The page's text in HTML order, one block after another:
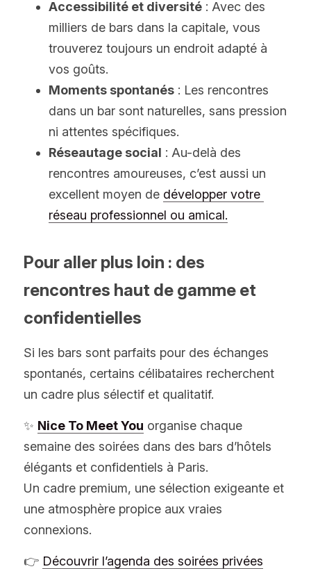
Accessibilité et diversité : Avec des
milliers de bars dans la capitale, vous
trouverez toujours un endroit adapté à
vos goûts.
Moments spontanés : Les rencontres
dans un bar sont naturelles, sans pression
ni attentes spécifiques.
Réseautage social : Au-delà des
rencontres amoureuses, c’est aussi un
excellent moyen de développer votre
réseau professionnel ou amical.
Pour aller plus loin : des
rencontres haut de gamme et
confidentielles
Si les bars sont parfaits pour des échanges
spontanés, certains célibataires recherchent
un cadre plus sélectif et qualitatif.
✨ Nice To Meet You organise chaque
semaine des soirées dans des bars d’hôtels
élégants et confidentiels à Paris.
Un cadre premium, une sélection exigeante et
une atmosphère propice aux vraies
connexions.
👉 Découvrir l’agenda des soirées privées